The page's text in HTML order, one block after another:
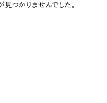
つかりませんでした。